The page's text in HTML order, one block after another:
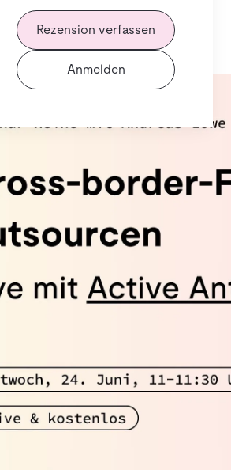
Rezension verfassen
Anmelden